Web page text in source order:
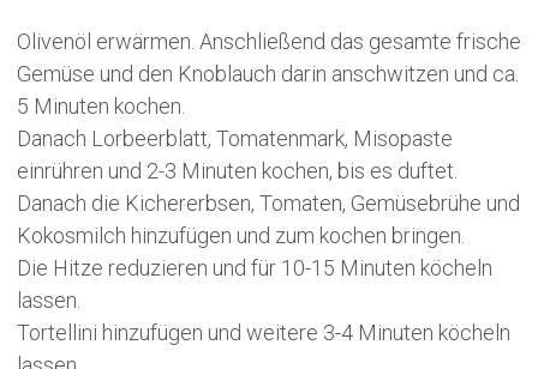
Olivenöl erwärmen. Anschließend das gesamte frische
Gemüse und den Knoblauch darin anschwitzen und ca.
5 Minuten kochen.
Danach Lorbeerblatt, Tomatenmark, Misopaste
einrühren und 2-3 Minuten kochen, bis es duftet.
Danach die Kichererbsen, Tomaten, Gemüsebrühe und
Kokosmilch hinzufügen und zum kochen bringen.
Die Hitze reduzieren und für 10-15 Minuten köcheln
lassen.
Tortellini hinzufügen und weitere 3-4 Minuten köcheln